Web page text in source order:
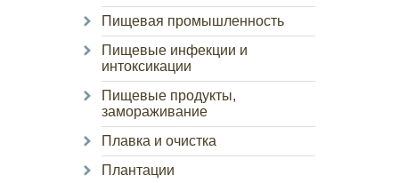
Пищевая промышленность
Пищевые инфекции и
интоксикации
Пищевые продукты,
замораживание
Плавка и очистка
Плантации